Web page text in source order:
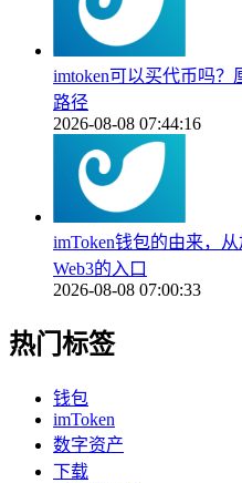
imtoken可以买代币吗
路径
2026-08-08 07:44:16
imToken钱包的由来，
Web3的入口
2026-08-08 07:00:33
热门标签
钱包
imToken
数字资产
下载